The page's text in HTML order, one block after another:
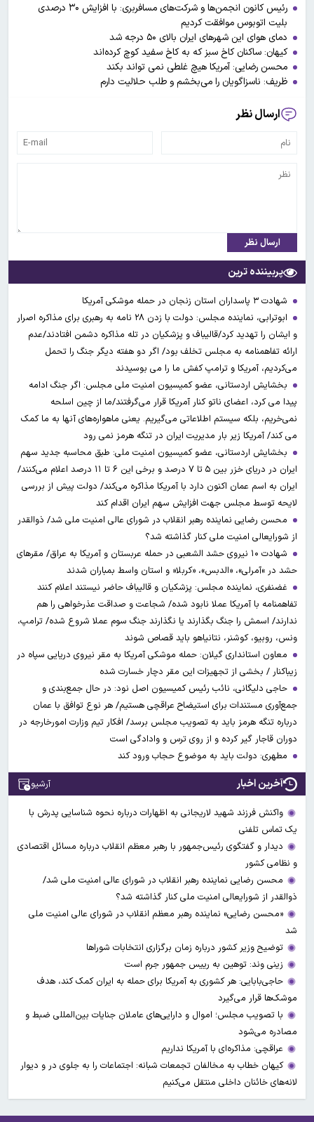
رئیس کانون انجمن‌ها و شرکت‌های مسافربری: با افزایش ۳۰ درصدی
بلیت اتوبوس موافقت کردیم
دمای هوای این شهرهای ایران بالای ۵۰ درجه شد
کیهان: ساکنان کاخ سبز که به کاخ سفید کوچ کرده‌اند
محسن رضایی: آمریکا هیچ غلطی نمی تواند بکند
ظریف: ناسزاگویان را می‌بخشم و طلب حلالیت دارم
ارسال نظر
ارسال نظر
پربیننده ترین
شهادت ۳ ‌پاسداران استان زنجان در حمله موشکی آمریکا
ابوترابی، نماینده مجلس: دولت با زدن ۲۸ نامه به رهبری برای مذاکره اصرار
و ایشان را تهدید کرد/قالیباف و پزشکیان در تله مذاکره دشمن افتادند/عدم
ارائه تفاهمنامه به مجلس تخلف بود/ اگر دو هفته دیگر جنگ را تحمل
می‌کردیم، آمریکا و ترامپ کفش ما را می بوسیدند
بخشایش اردستانی، عضو کمیسیون امنیت ملی مجلس: اگر جنگ ادامه
پیدا می کرد، اعضای ناتو کنار آمریکا قرار می‌گرفتند/ما از چین اسلحه
نمی‌خریم، بلکه سیستم اطلاعاتی می‌گیریم. یعنی ماهواره‌های آنها به ما کمک
می کند/ آمریکا زیر بار مدیریت ایران در تنگه هرمز نمی رود
بخشایش اردستانی، عضو کمیسیون امنیت ملی: طبق محاسبه جدید سهم
ایران در دریای خزر بین ۵ تا ۷ درصد و برخی این ۶ تا ۱۱ درصد اعلام می‌کنند/
ایران به اسم عمان اکنون دارد با آمریکا مذاکره می‌کند/ دولت پیش از بررسی
لایحه توسط مجلس جهت افزایش سهم ایران اقدام کند
محسن رضایی نماینده رهبر انقلاب در شورای عالی امنیت ملی شد/ ذوالقدر
از شورایعالی امنیت ملی کنار گذاشته شد؟
شهادت ۱۰ نیروی حشد الشعبی در حمله عربستان و آمریکا به عراق/ مقرهای
حشد در »آمرلی»، «الدبس»، «کربلا« و استان واسط بمباران شدند
غضنفری، نماینده مجلس: پزشکیان و قالیباف حاضر نیستند اعلام کنند
تفاهمنامه با آمریکا عملا نابود شده/ شجاعت و صداقت عذرخواهی را هم
ندارند/ اسمش را جنگ بگذارند یا نگذارند جنگ سوم عملا شروع شده/ ترامپ،
ونس، روبیو، کوشنر، نتانیاهو باید قصاص شوند
معاون استانداری گیلان: حمله موشکی آمریکا به مقر نیروی دریایی سپاه در
زیباکنار / بخشی از تجهیزات این مقر دچار خسارت شده
حاجی دلیگانی، نائب رئیس کمیسیون اصل نود: در حال جمع‌بندی و
جمع‌آوری مستندات برای استیضاح عراقچی هستیم/ هر نوع توافق با عمان
درباره تنگه هرمز باید به تصویب مجلس برسد/ افکار تیم وزارت امورخارجه در
دوران قاجار گیر کرده و از روی ترس و وادادگی است
مطهری: دولت باید به موضوع حجاب ورود کند
آخرین اخبار آرشیو
واکنش فرزند شهید لاریجانی به اظهارات درباره نحوه شناسایی پدرش با
یک تماس تلفنی
دیدار و گفتگوی رئیس‌جمهور با رهبر معظم انقلاب درباره مسائل اقتصادی
و نظامی کشور
محسن رضایی نماینده رهبر انقلاب در شورای عالی امنیت ملی شد/
ذوالقدر از شورایعالی امنیت ملی کنار گذاشته شد؟
«محسن رضایی» نماینده رهبر معظم انقلاب در شورای عالی امنیت ملی
شد
توضیح وزیر کشور درباره زمان برگزاری انتخابات شوراها
زینی وند: توهین به رییس جمهور جرم است
حاجی‌بابایی: هر کشوری به آمریکا برای حمله به ایران کمک کند، هدف
موشک‌ها قرار می‌گیرد
با تصویب مجلس؛ اموال و دارایی‌های عاملان جنایات بین‌المللی ضبط و
مصادره می‌شود
عراقچی: مذاکره‌ای با آمریکا نداریم
کیهان خطاب به مخالفان تجمعات شبانه: اجتماعات را به جلوی در و دیوار
لانه‌های خائنان داخلی منتقل می‌کنیم